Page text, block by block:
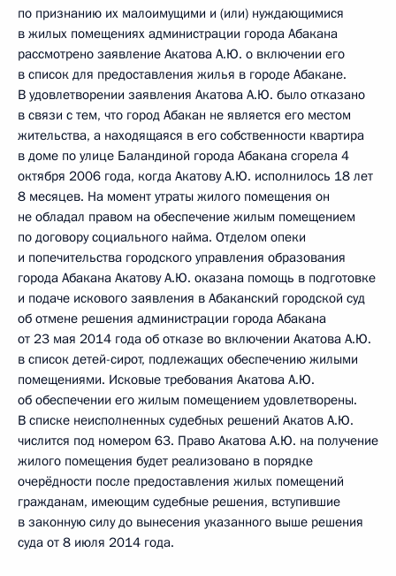
по признанию их малоимущими и (или) нуждающимися
в жилых помещениях администрации города Абакана
рассмотрено заявление Акатова А.Ю. о включении его
в список для предоставления жилья в городе Абакане.
В удовлетворении заявления Акатова А.Ю. было отказано
в связи с тем, что город Абакан не является его местом
жительства, а находящаяся в его собственности квартира
в доме по улице Баландиной города Абакана сгорела 4
октября 2006 года, когда Акатову А.Ю. исполнилось 18 лет
8 месяцев. На момент утраты жилого помещения он
не обладал правом на обеспечение жилым помещением
по договору социального найма. Отделом опеки
и попечительства городского управления образования
города Абакана Акатову А.Ю. оказана помощь в подготовке
и подаче искового заявления в Абаканский городской суд
об отмене решения администрации города Абакана
от 23 мая 2014 года об отказе во включении Акатова А.Ю.
в список детей-сирот, подлежащих обеспечению жилыми
помещениями. Исковые требования Акатова А.Ю.
об обеспечении его жилым помещением удовлетворены.
В списке неисполненных судебных решений Акатов А.Ю.
числится под номером 63. Право Акатова А.Ю. на получение
жилого помещения будет реализовано в порядке
очерёдности после предоставления жилых помещений
гражданам, имеющим судебные решения, вступившие
в законную силу до вынесения указанного выше решения
суда от 8 июля 2014 года.